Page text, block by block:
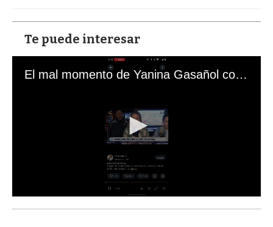
Te puede interesar
El mal momento de Yanina Gasañol con un hincha argentino en "Subrayado"
s